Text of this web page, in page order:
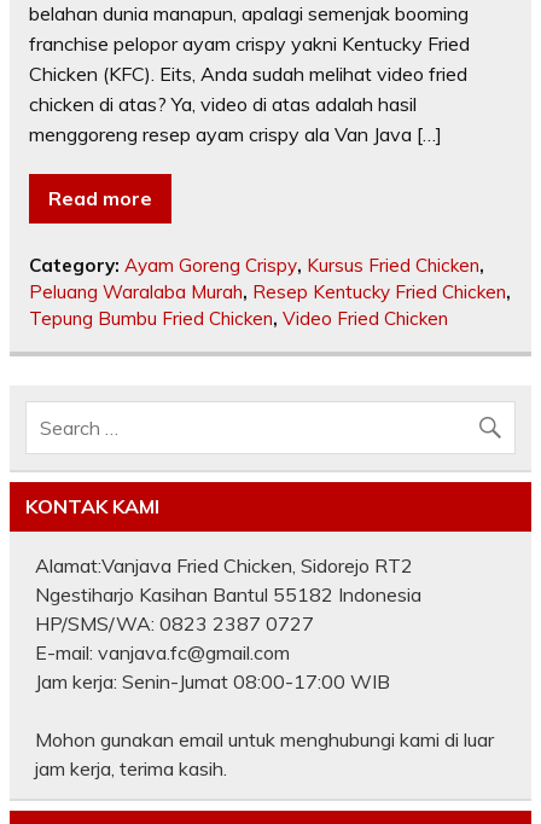
belahan dunia manapun, apalagi semenjak booming
franchise pelopor ayam crispy yakni Kentucky Fried
Chicken (KFC). Eits, Anda sudah melihat video fried
chicken di atas? Ya, video di atas adalah hasil
menggoreng resep ayam crispy ala Van Java […]
Read more
Category: Ayam Goreng Crispy, Kursus Fried Chicken,
Peluang Waralaba Murah, Resep Kentucky Fried Chicken,
Tepung Bumbu Fried Chicken, Video Fried Chicken
KONTAK KAMI
Alamat:Vanjava Fried Chicken, Sidorejo RT2
Ngestiharjo Kasihan Bantul 55182 Indonesia
HP/SMS/WA: 0823 2387 0727
E-mail: vanjava.fc@gmail.com
Jam kerja: Senin-Jumat 08:00-17:00 WIB
Mohon gunakan email untuk menghubungi kami di luar
jam kerja, terima kasih.